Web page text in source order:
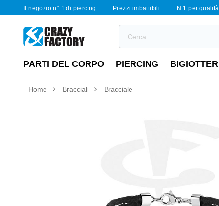
Il negozio n° 1 di piercing Prezzi imbattibili N 1 per
PARTI DEL CORPO PIERCING
Home Bracciali Bracciale